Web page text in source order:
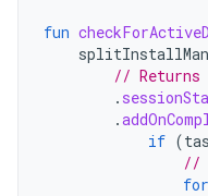
fun
//
.
.
if (
//
for